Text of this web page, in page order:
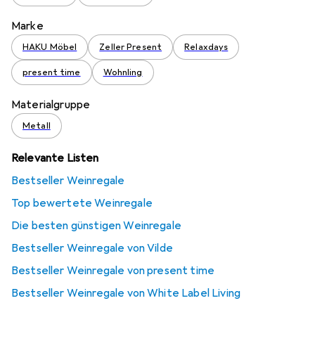
Marke
HAKU Möbel Zeller Present Relaxdays
present time Wohnling
Materialgruppe
Metall
Relevante Listen
Bestseller Weinregale
Top bewertete Weinregale
Die besten günstigen Weinregale
Bestseller Weinregale von Vilde
Bestseller Weinregale von present time
Bestseller Weinregale von White Label Living